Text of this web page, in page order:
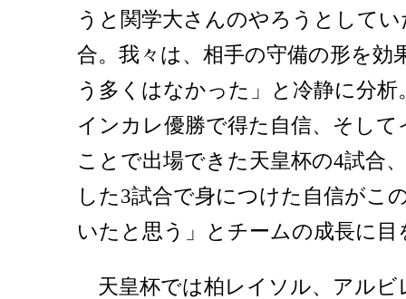
うと関学大さんのやろうとして
合。我々は、相手の守備の形を効
う多くはなかった」と冷静に分
インカレ優勝で得た自信、そし
ことで出場できた天皇杯の4試合
した3試合で身につけた自信がこ
いたと思う」とチームの成長に目
天皇杯では柏レイソル、アルビ